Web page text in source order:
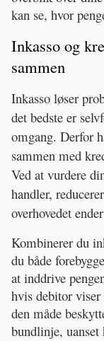
kan se, hvor
Inkasso og
sammen
Inkasso løser
det bedste er
omgang. Derfor
sammen med
Ved at vurdere
handler,
overhovedet
Kombinerer du
du både
at inddrive
hvis debitor
den måde
bundlinje,